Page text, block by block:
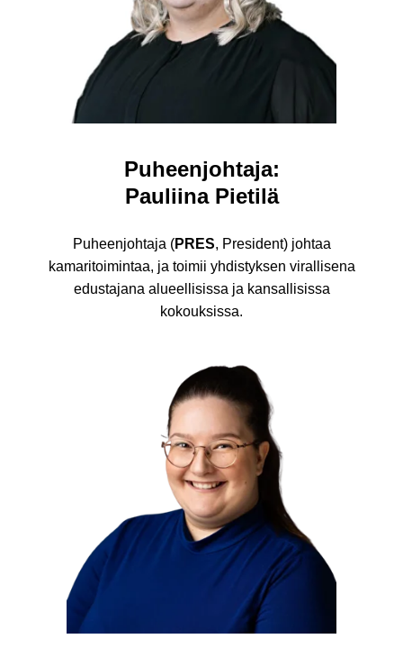
Puheenjohtaja:
Pauliina Pietilä
Puheenjohtaja (PRES, President) johtaa
kamaritoimintaa, ja toimii yhdistyksen virallisena
edustajana alueellisissa ja kansallisissa
kokouksissa.